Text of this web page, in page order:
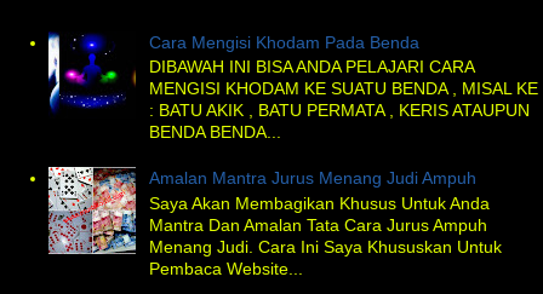
Cara Mengisi Khodam Pada Benda
DIBAWAH INI BISA ANDA PELAJARI CARA
MENGISI KHODAM KE SUATU BENDA , MISAL KE
: BATU AKIK , BATU PERMATA , KERIS ATAUPUN
BENDA BENDA...
Amalan Mantra Jurus Menang Judi Ampuh
Saya Akan Membagikan Khusus Untuk Anda
Mantra Dan Amalan Tata Cara Jurus Ampuh
Menang Judi. Cara Ini Saya Khususkan Untuk
Pembaca Website...